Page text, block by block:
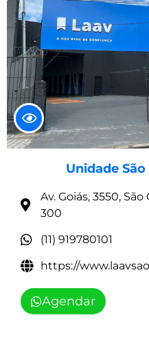
Unidade
Av. Goiás, 3550,
300
(11) 919780101
https://
Agendar